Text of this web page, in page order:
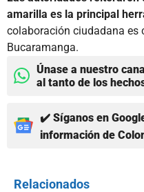
amarilla es la principal
colaboración ciudadana es
Bucaramanga.
Únase a nuestro
al tanto de los
✔️ Síganos en
información de
Relacionados